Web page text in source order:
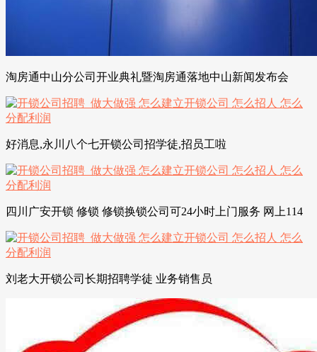
淘房通中山分公司开业典礼暨淘房通落地中山新闻发布会
好消息,永川八个七开锁公司招学徒,招员工啦
四川广安开锁 修锁 修锁换锁公司可24小时上门服务 网上114
刘老大开锁公司长期招聘学徒 业务销售员